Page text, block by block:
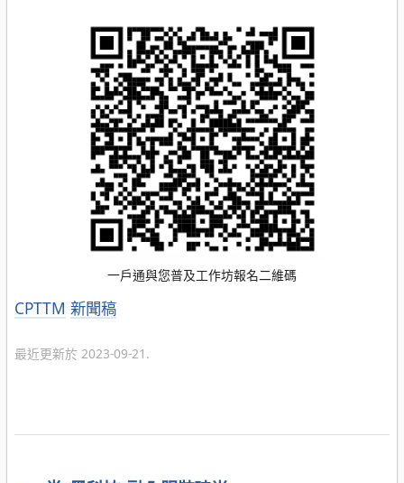
一戶通與您普及工作坊報名二維碼
分
CPTTM 新聞稿
最近更新於 2023-09-21.